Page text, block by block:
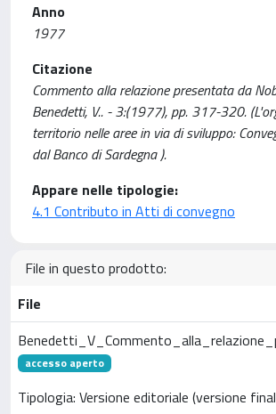
Anno
1977
Citazione
Commento alla relazione presentata da
Benedetti, V.. - 3:(1977), pp. 317-320.
territorio nelle aree in via di sviluppo:
dal Banco di Sardegna ).
Appare nelle tipologie:
4.1 Contributo in Atti di convegno
File in questo prodotto:
File
accesso aperto
Tipologia: Versione editoriale (versione